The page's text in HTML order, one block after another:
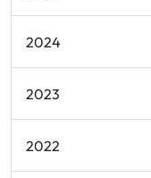
2024
2023
2022